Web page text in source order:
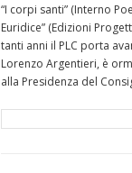
“I corpi santi” (Interno
Euridice” (Edizioni
tanti anni il PLC porta
Lorenzo Argentieri, è
alla Presidenza del